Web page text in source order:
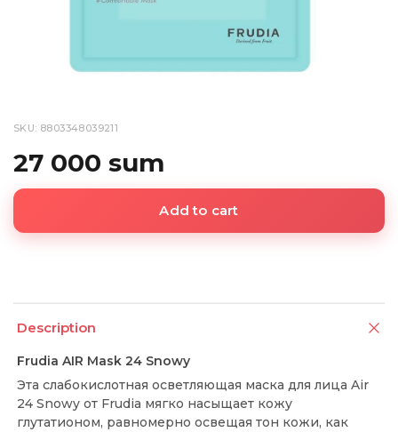
SKU: 8803348039211
27 000 sum
Add to cart
Description
Frudia AIR Mask 24 Snowy
Эта слабокислотная осветляющая маска для лица Air
24 Snowy от Frudia мягко насыщает кожу
глутатионом, равномерно освещая тон кожи, как